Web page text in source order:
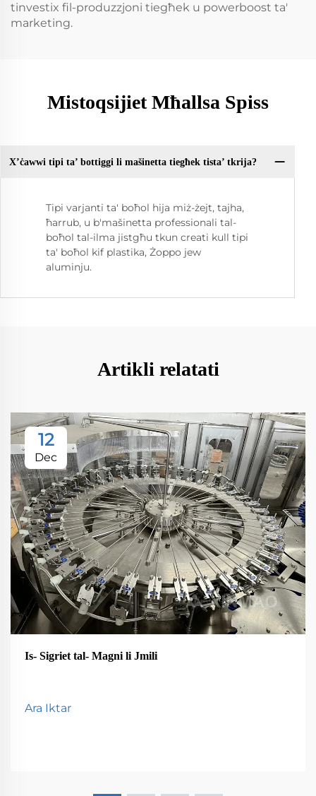
tinvestix fil-produzzjoni tiegħek u powerboost ta'
marketing.
Mistoqsijiet Mħallsa Spiss
X’ċawwi tipi ta’ bottiggi li mašinetta tiegħek tista’ tkrija?
Tipi varjanti ta' boħol hija miż-żejt, tajha,
ħarrub, u b'mašinetta professionali tal-
boħol tal-ilma jistgħu tkun creati kull tipi
ta' boħol kif plastika, Żoppo jew
aluminju.
Artikli relatati
12
Dec
Is- Sigriet tal- Magni li Jmili
Ara Iktar